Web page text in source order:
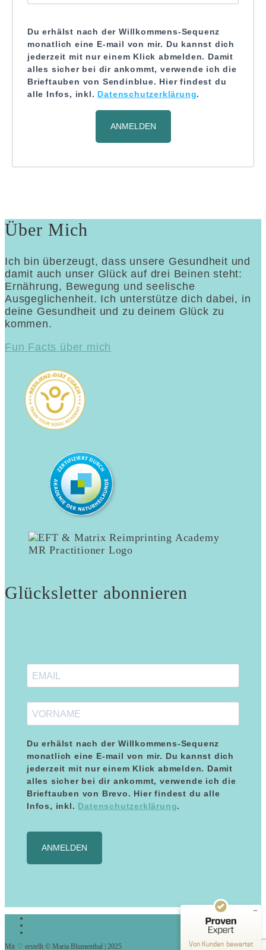
Du erhälst nach der Willkommens-Sequenz
monatlich eine E-mail von mir. Du kannst dich
jederzeit mit nur einem Klick abmelden. Damit
alles sicher bei dir ankommt, verwende ich die
Brieftauben von Sendinblue. Hier findest du
alle Infos, inkl. Datenschutzerklärung.
ANMELDEN
Über Mich
Ich bin überzeugt, dass unsere Gesundheit und
damit auch unser Glück auf drei Beinen steht:
Ernährung, Bewegung und seelische
Ausgeglichenheit. Ich unterstütze dich dabei, in
deine Gesundheit und zu deinem Glück zu
kommen.
Fun Facts über mich
Glücksletter abonnieren
Du erhälst nach der Willkommens-Sequenz
monatlich eine E-mail von mir. Du kannst dich
jederzeit mit nur einem Klick abmelden. Damit
alles sicher bei dir ankommt, verwende ich die
Brieftauben von Brevo. Hier findest du alle
Infos, inkl. Datenschutzerklärung.
ANMELDEN
Mit ♡ erstellt © Maria Blumenthal | 2025
Von Kunden bewertet
Bewertungen auf ProvenExpert.com